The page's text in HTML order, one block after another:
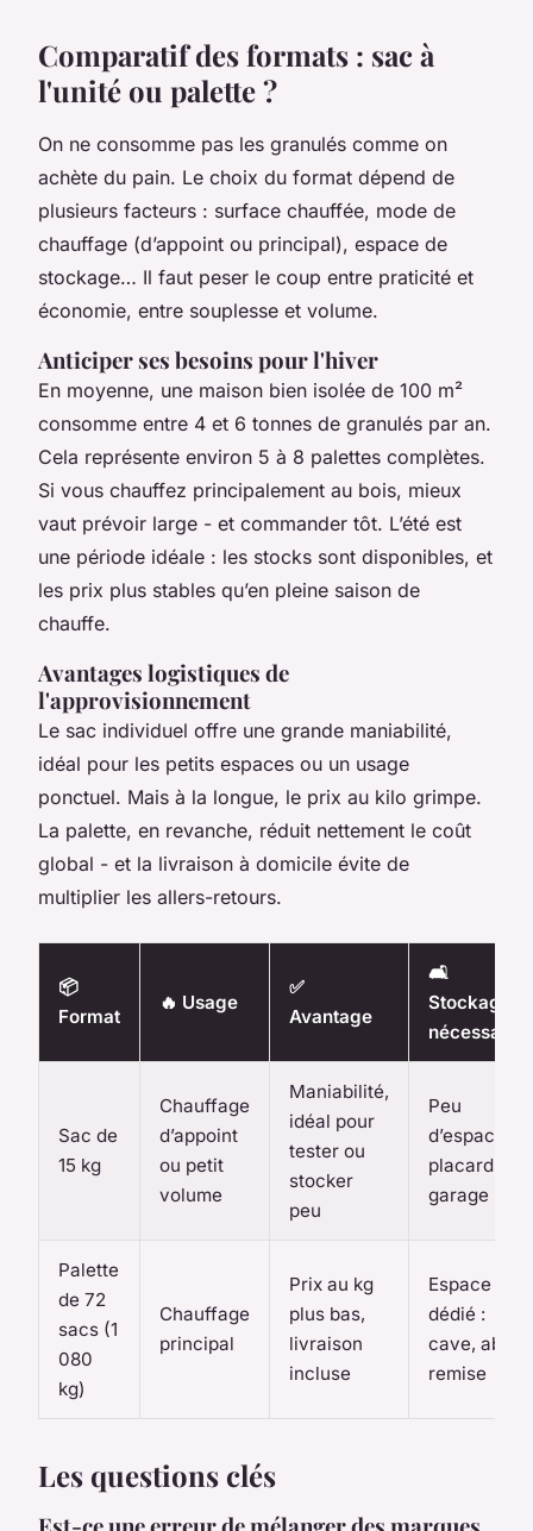
Comparatif des formats : sac à
l'unité ou palette ?
On ne consomme pas les granulés comme on
achète du pain. Le choix du format dépend de
plusieurs facteurs : surface chauffée, mode de
chauffage (d’appoint ou principal), espace de
stockage… Il faut peser le coup entre praticité et
économie, entre souplesse et volume.
Anticiper ses besoins pour l'hiver
En moyenne, une maison bien isolée de 100 m²
consomme entre 4 et 6 tonnes de granulés par an.
Cela représente environ 5 à 8 palettes complètes.
Si vous chauffez principalement au bois, mieux
vaut prévoir large - et commander tôt. L’été est
une période idéale : les stocks sont disponibles, et
les prix plus stables qu’en pleine saison de
chauffe.
Avantages logistiques de
l'approvisionnement
Le sac individuel offre une grande maniabilité,
idéal pour les petits espaces ou un usage
ponctuel. Mais à la longue, le prix au kilo grimpe.
La palette, en revanche, réduit nettement le coût
global - et la livraison à domicile évite de
multiplier les allers-retours.
📦
Format
🔥 Usage
✅
Avantage
🛋️
Stockage
nécessaire
Sac de
15 kg
Chauffage
d’appoint
ou petit
volume
Maniabilité,
idéal pour
tester ou
stocker
peu
Peu
d’espace :
placard,
garage
Palette
de 72
sacs (1
080
kg)
Chauffage
principal
Prix au kg
plus bas,
livraison
incluse
Espace
dédié :
cave, abri,
remise
Les questions clés